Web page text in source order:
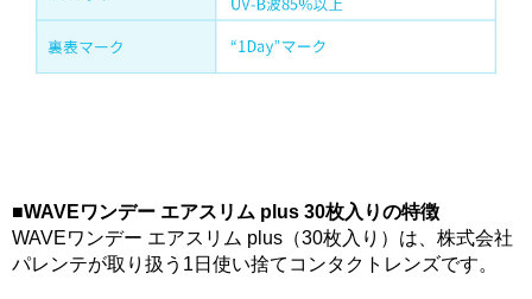
■WAVEワンデー エアスリム plus 30枚入りの特徴
WAVEワンデー エアスリム plus（30枚入り）は、株式会社
パレンテが取り扱う1日使い捨てコンタクトレンズです。